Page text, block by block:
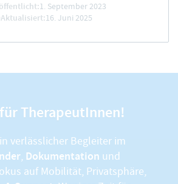
1. September 2023
Aktualisiert:16. Juni 2025
TherapeutInnen!
verlässlicher Begleiter im
, Dokumentation und
auf Mobilität, Privatsphäre,